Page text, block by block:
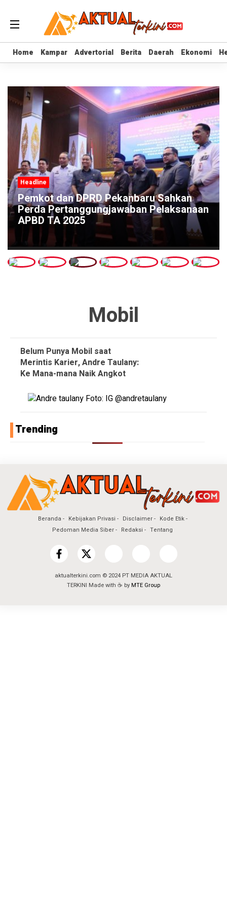
Home Kampar Advertorial Berita Daerah Ekonomi
Home Kampar Advertorial Berita Daerah Ekonomi
Headline
Pemkot dan DPRD Pekanbaru Sahkan
Perda Pertanggungjawaban Pelaksanaan
APBD TA 2025
Mobil
Belum Punya Mobil saat
Merintis Karier, Andre Taulany:
Ke Mana-mana Naik Angkot
Trending
Beranda Kebijakan Privasi Disclaimer
Kode Etik
Pedoman Media Siber
Redaksi Tentang
aktualterkini.com © 2024 PT MEDIA AKTUAL
TERKINI Made with ☕ by MTE Group